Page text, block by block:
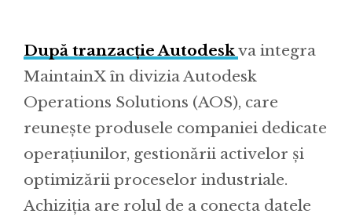
După tranzacție Autodeskva integra
MaintainX în divizia Autodesk
Operations Solutions (AOS), care
reunește produsele companiei dedicate
operațiunilor, gestionării activelor și
optimizării proceselor industriale.
Achiziția are rolul de a conecta datele